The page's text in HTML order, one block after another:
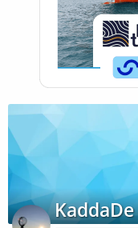
KaddaDe